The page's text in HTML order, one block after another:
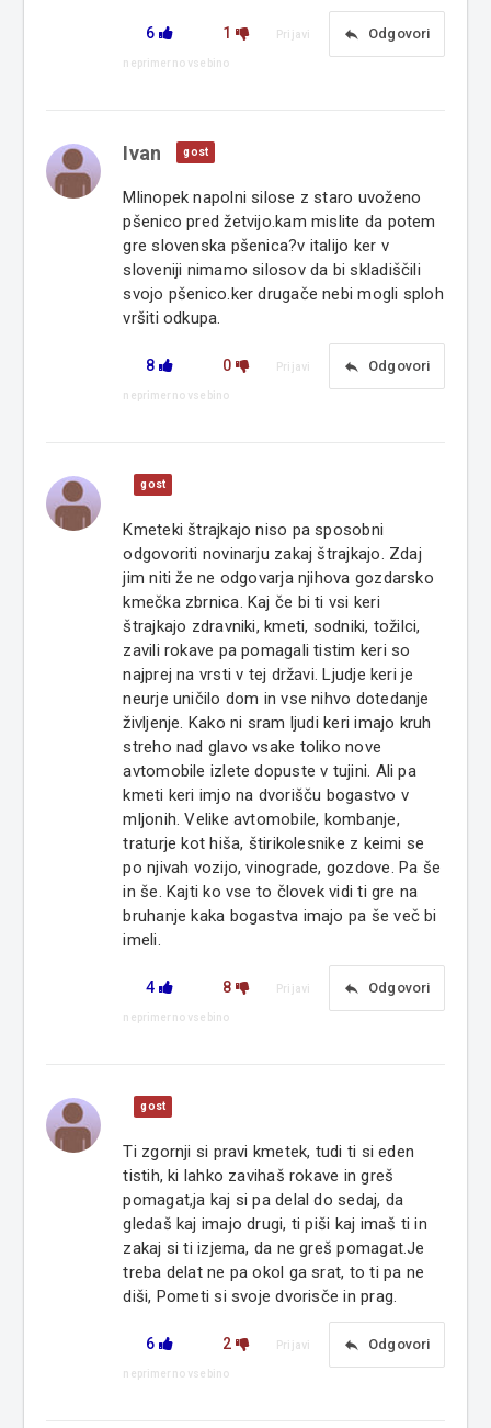
6 1 reply Odgovori
Prijavi
neprimerno vsebino
Ivan gost
Mlinopek napolni silose z staro uvoženo
pšenico pred žetvijo.kam mislite da potem
gre slovenska pšenica?v italijo ker v
sloveniji nimamo silosov da bi skladiščili
svojo pšenico.ker drugače nebi mogli sploh
vršiti odkupa.
8 0 reply Odgovori
Prijavi
neprimerno vsebino
gost
Kmeteki štrajkajo niso pa sposobni
odgovoriti novinarju zakaj štrajkajo. Zdaj
jim niti že ne odgovarja njihova gozdarsko
kmečka zbrnica. Kaj če bi ti vsi keri
štrajkajo zdravniki, kmeti, sodniki, tožilci,
zavili rokave pa pomagali tistim keri so
najprej na vrsti v tej državi. Ljudje keri je
neurje uničilo dom in vse nihvo dotedanje
življenje. Kako ni sram ljudi keri imajo kruh
streho nad glavo vsake toliko nove
avtomobile izlete dopuste v tujini. Ali pa
kmeti keri imjo na dvorišču bogastvo v
mljonih. Velike avtomobile, kombanje,
traturje kot hiša, štirikolesnike z keimi se
po njivah vozijo, vinograde, gozdove. Pa še
in še. Kajti ko vse to človek vidi ti gre na
bruhanje kaka bogastva imajo pa še več bi
imeli.
4 8 reply Odgovori
Prijavi
neprimerno vsebino
gost
Ti zgornji si pravi kmetek, tudi ti si eden
tistih, ki lahko zavihaš rokave in greš
pomagat,ja kaj si pa delal do sedaj, da
gledaš kaj imajo drugi, ti piši kaj imaš ti in
zakaj si ti izjema, da ne greš pomagat.Je
treba delat ne pa okol ga srat, to ti pa ne
diši, Pometi si svoje dvorisče in prag.
6 2 reply Odgovori
Prijavi
neprimerno vsebino